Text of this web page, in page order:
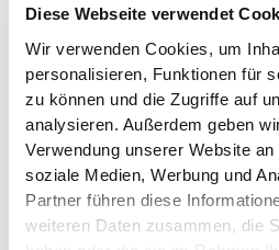
Diese Webseite verwendet
Wir verwenden Cookies, um
personalisieren, Funktionen für
zu können und die Zugriffe auf
analysieren. Außerdem geben
Verwendung unserer Website
soziale Medien, Werbung und
Partner führen diese
weiteren Daten zusammen, die
Link zur Partnerhochschule
Partner im
International
(IMX) - BSc